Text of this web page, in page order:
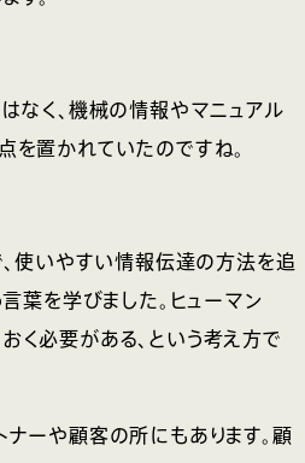
なく、機械の情報やマニュアル
を置かれていたのですね。
、使いやすい情報伝達の方法を追
葉を学びました。ヒューマン
く必要がある、という考え方で
ーや顧客の所にもあります。顧